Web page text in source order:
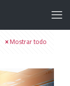
Mostrar todo